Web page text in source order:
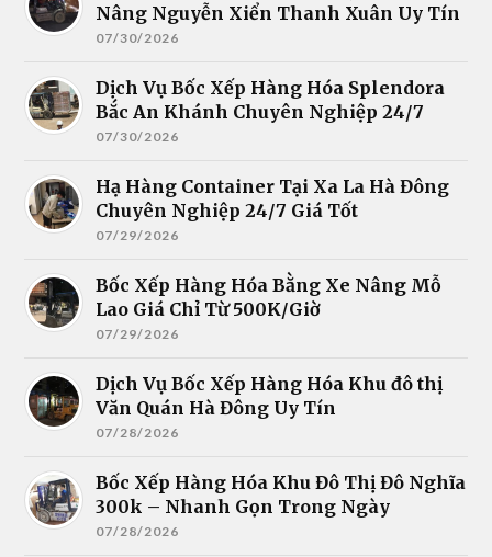
Nâng Nguyễn Xiển Thanh Xuân Uy Tín
07/30/2026
Dịch Vụ Bốc Xếp Hàng Hóa Splendora
Bắc An Khánh Chuyên Nghiệp 24/7
07/30/2026
Hạ Hàng Container Tại Xa La Hà Đông
Chuyên Nghiệp 24/7 Giá Tốt
07/29/2026
Bốc Xếp Hàng Hóa Bằng Xe Nâng Mỗ
Lao Giá Chỉ Từ 500K/Giờ
07/29/2026
Dịch Vụ Bốc Xếp Hàng Hóa Khu đô thị
Văn Quán Hà Đông Uy Tín
07/28/2026
Bốc Xếp Hàng Hóa Khu Đô Thị Đô Nghĩa
300k – Nhanh Gọn Trong Ngày
07/28/2026